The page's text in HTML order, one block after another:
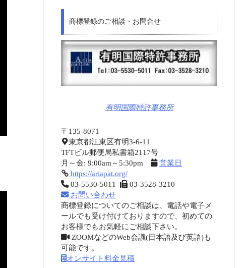
商標登録のご相談・お問合せ
有明国際特許事務所
〒135-8071
東京都江東区有明3-6-11
TFTビル郵便局私書箱2117号
月～金: 9:00am～5:30pm
営業日
https://ariapat.org/
03-5530-5011
03-3528-3210
お問い合わせ
商標登録についてのご相談は、電話や電子メ
ールでも受け付けておりますので、初めての
お客様でもお気軽にご相談下さい。
ZOOMなどのWeb会議(日本語及び英語)も
可能です。
オンサイト料金見積